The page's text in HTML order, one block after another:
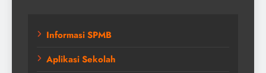
Informasi SPMB
Aplikasi Sekolah